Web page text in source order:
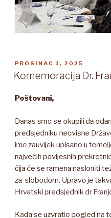
OBJAVLJENO
PROSINAC 1, 2025
Komemoracija Dr.
Poštovani,
Danas smo se okupili da
predsjedniku neovisne
ime zauvijek upisano u
najvećih povijesnih
čija će se ramena nasloniti
za slobodom. Upravo je
Hrvatski predsjednik dr
Kada se uzvratio pogled na